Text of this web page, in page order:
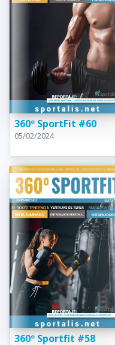
360º SportFit #60
05/02/2024
360º Sportfit #58